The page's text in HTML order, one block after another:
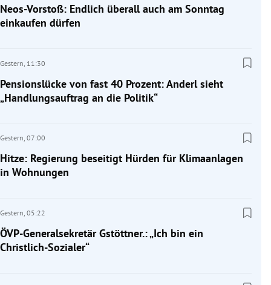
Neos-Vorstoß: Endlich überall auch am Sonntag
einkaufen dürfen
Gestern, 11:30
Pensionslücke von fast 40 Prozent: Anderl sieht
„Handlungsauftrag an die Politik“
Gestern, 07:00
Hitze: Regierung beseitigt Hürden für Klimaanlagen
in Wohnungen
Gestern, 05:22
ÖVP-Generalsekretär Gstöttner.: „Ich bin ein
Christlich-Sozialer“